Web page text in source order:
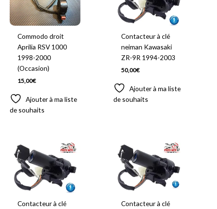
Commodo droit
Aprilia RSV 1000
1998-2000
(Occasion)
15,00€
Ajouter à ma liste
de souhaits
Contacteur à clé
neiman Kawasaki
ZR-9R 1994-2003
50,00€
Ajouter à ma liste
de souhaits
Contacteur à clé
Contacteur à clé